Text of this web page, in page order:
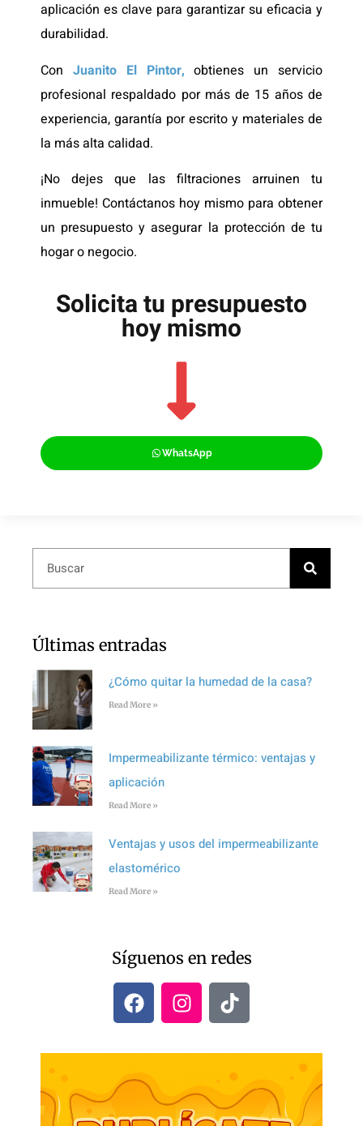
aplicación es clave para garantizar su eficacia y
durabilidad.
Con Juanito El Pintor, obtienes un servicio
profesional respaldado por más de 15 años de
experiencia, garantía por escrito y materiales de
la más alta calidad.
¡No dejes que las filtraciones arruinen tu
inmueble! Contáctanos hoy mismo para obtener
un presupuesto y asegurar la protección de tu
hogar o negocio.
Solicita tu presupuesto
hoy mismo
WhatsApp
Últimas entradas
¿Cómo quitar la humedad de la casa?
Read More »
Impermeabilizante térmico: ventajas y
aplicación
Read More »
Ventajas y usos del impermeabilizante
elastomérico
Read More »
Síguenos en redes